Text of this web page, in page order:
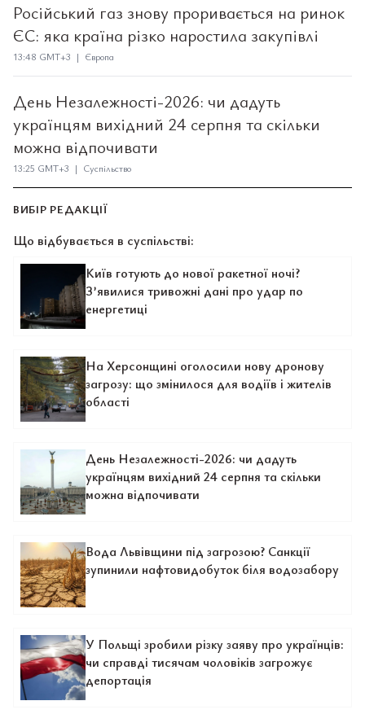
Російський газ знову проривається на ринок
ЄС: яка країна різко наростила закупівлі
13:48 GMT+3 | Європа
День Незалежності-2026: чи дадуть
українцям вихідний 24 серпня та скільки
можна відпочивати
13:25 GMT+3 | Суспільство
ВИБІР РЕДАКЦІЇ
Що відбувається в суспільстві:
Київ готують до нової ракетної ночі?
З’явилися тривожні дані про удар по
енергетиці
На Херсонщині оголосили нову дронову
загрозу: що змінилося для водіїв і жителів
області
День Незалежності-2026: чи дадуть
українцям вихідний 24 серпня та скільки
можна відпочивати
Вода Львівщини під загрозою? Санкції
зупинили нафтовидобуток біля водозабору
У Польщі зробили різку заяву про українців:
чи справді тисячам чоловіків загрожує
депортація